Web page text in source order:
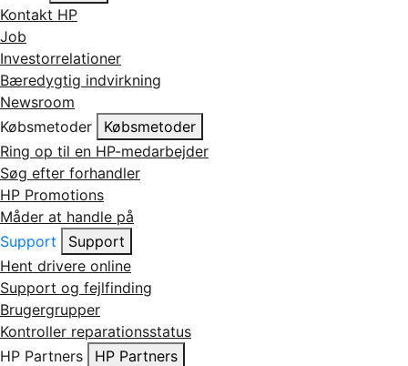
Kontakt HP
Job
Investorrelationer
Bæredygtig indvirkning
Newsroom
Købsmetoder
Købsmetoder
Ring op til en HP-medarbejder
Søg efter forhandler
HP Promotions
Måder at handle på
Support
Support
Hent drivere online
Support og fejlfinding
Brugergrupper
Kontroller reparationsstatus
HP Partners
HP Partners